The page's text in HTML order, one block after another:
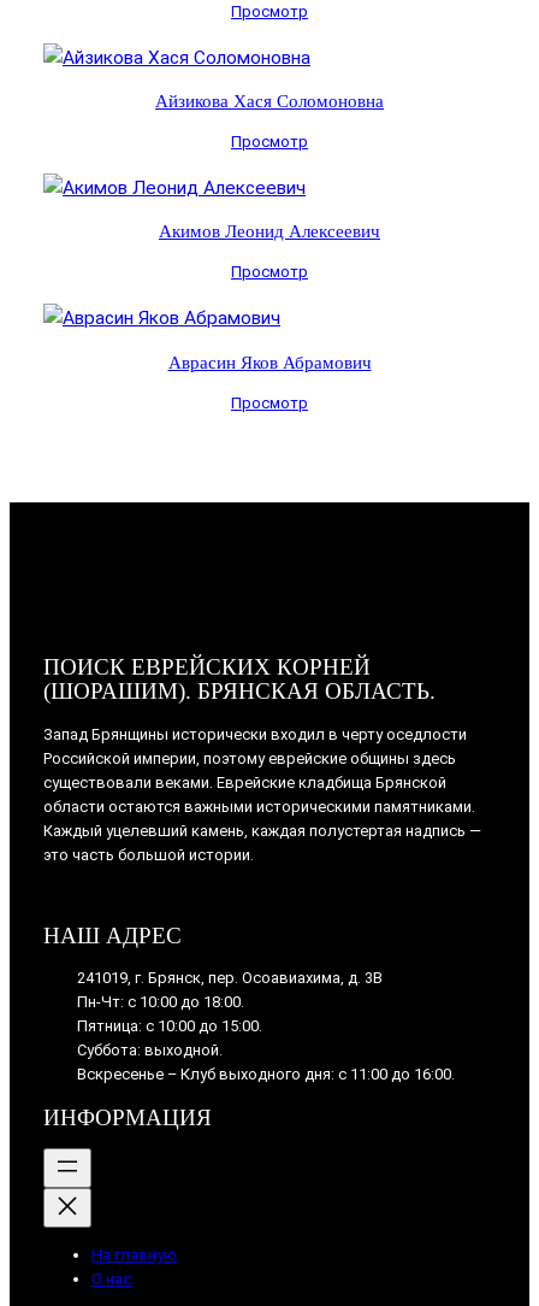
Просмотр
Айзикова Хася Соломоновна
Просмотр
Акимов Леонид Алексеевич
Просмотр
Аврасин Яков Абрамович
Просмотр
ПОИСК ЕВРЕЙСКИХ КОРНЕЙ
(ШОРАШИМ). БРЯНСКАЯ ОБЛАСТЬ.
Запад Брянщины исторически входил в черту оседлости
Российской империи, поэтому еврейские общины здесь
существовали веками. Еврейские кладбища Брянской
области остаются важными историческими памятниками.
Каждый уцелевший камень, каждая полустертая надпись —
это часть большой истории.
НАШ АДРЕС
241019, г. Брянск, пер. Осоавиахима, д. 3В
Пн-Чт: с 10:00 до 18:00.
Пятница: с 10:00 до 15:00.
Суббота: выходной.
Вскресенье – Клуб выходного дня: с 11:00 до 16:00.
ИНФОРМАЦИЯ
На главную
О нас